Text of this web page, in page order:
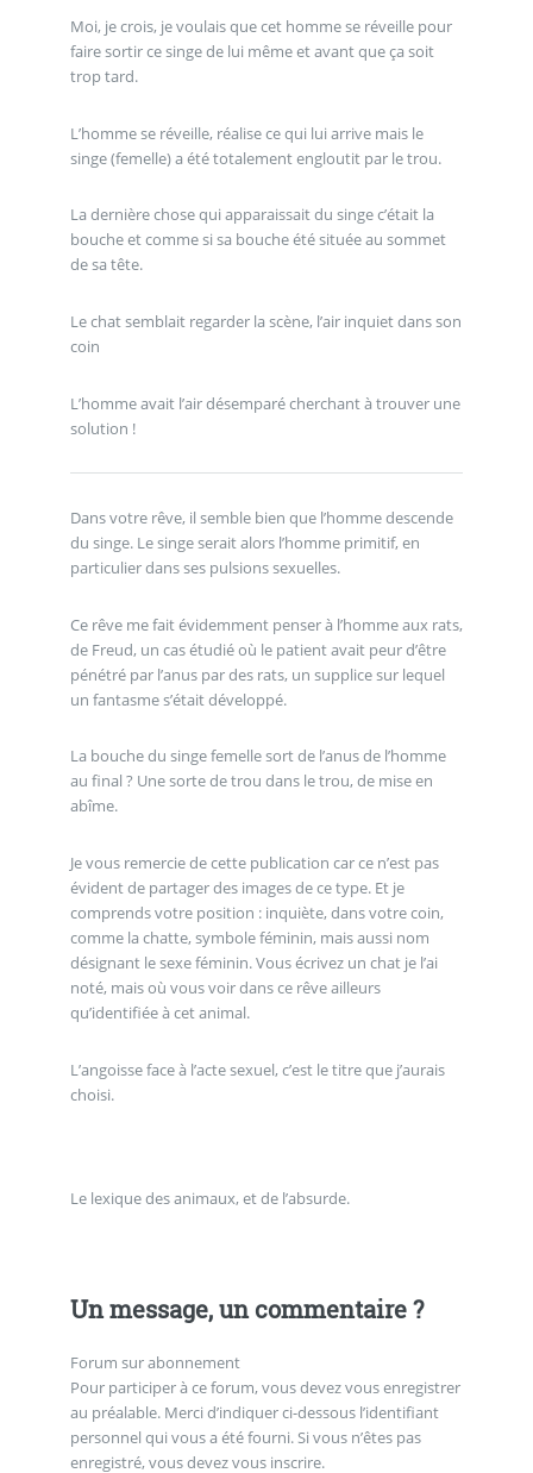
Moi, je crois, je voulais que cet homme se réveille pour
faire sortir ce singe de lui même et avant que ça soit
trop tard.
L’homme se réveille, réalise ce qui lui arrive mais le
singe (femelle) a été totalement engloutit par le trou.
La dernière chose qui apparaissait du singe c’était la
bouche et comme si sa bouche été située au sommet
de sa tête.
Le chat semblait regarder la scène, l’air inquiet dans son
coin
L’homme avait l’air désemparé cherchant à trouver une
solution !
Dans votre rêve, il semble bien que l’homme descende
du singe. Le singe serait alors l’homme primitif, en
particulier dans ses pulsions sexuelles.
Ce rêve me fait évidemment penser à l’homme aux rats,
de Freud, un cas étudié où le patient avait peur d’être
pénétré par l’anus par des rats, un supplice sur lequel
un fantasme s’était développé.
La bouche du singe femelle sort de l’anus de l’homme
au final ? Une sorte de trou dans le trou, de mise en
abîme.
Je vous remercie de cette publication car ce n’est pas
évident de partager des images de ce type. Et je
comprends votre position : inquiète, dans votre coin,
comme la chatte, symbole féminin, mais aussi nom
désignant le sexe féminin. Vous écrivez un chat je l’ai
noté, mais où vous voir dans ce rêve ailleurs
qu’identifiée à cet animal.
L’angoisse face à l’acte sexuel, c’est le titre que j’aurais
choisi.
Le lexique des animaux, et de l’absurde.
Un message, un commentaire ?
Forum sur abonnement
Pour participer à ce forum, vous devez vous enregistrer
au préalable. Merci d’indiquer ci-dessous l’identifiant
personnel qui vous a été fourni. Si vous n’êtes pas
enregistré, vous devez vous inscrire.